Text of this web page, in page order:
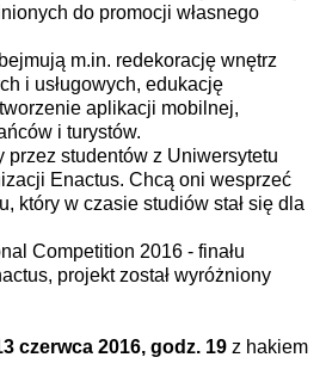
do promocji własnego
m.in. redekorację wnętrz
i usługowych, edukację
aplikacji mobilnej,
i turystów.
przez studentów z Uniwersytetu
Enactus. Chcą oni wesprzeć
który w czasie studiów stał się dla
Competition 2016 - finału
projekt został wyróżniony
czerwca 2016, godz. 19 z hakiem